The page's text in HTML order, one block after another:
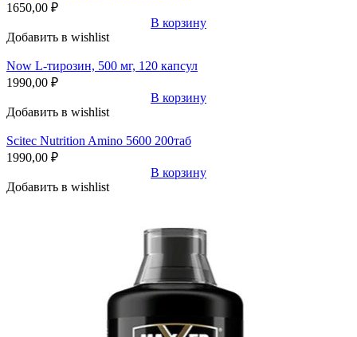
1650,00 ₽
В корзину
Добавить в wishlist
Now L-тирозин, 500 мг, 120 капсул
1990,00 ₽
В корзину
Добавить в wishlist
Scitec Nutrition Amino 5600 200таб
1990,00 ₽
В корзину
Добавить в wishlist